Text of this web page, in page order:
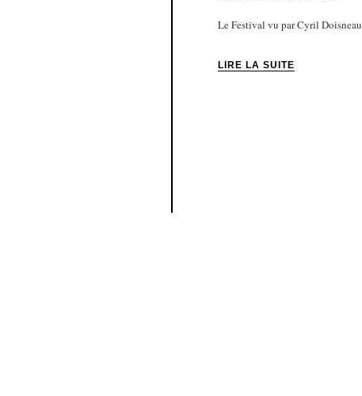
Le Festival vu par Cyril Doisneau
LIRE LA SUITE